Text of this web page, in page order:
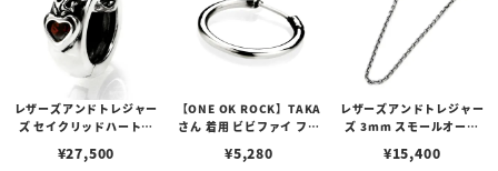
レザーズアンドトレジャー
ズ セイクリッドハートピ
¥27,500
【ONE OK ROCK】TAKA
さん 着用 ビビファイ フー
¥5,280
レザーズアンドトレジャー
ズ 3mm スモールオーバ
ブスタークラスプ＆LTロ
¥15,400